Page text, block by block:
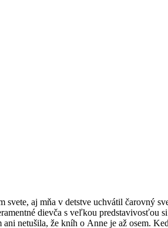
aj mňa v detstve uchvátil čarovný
dievča s veľkou
netušila, že kníh o Anne je až osem.